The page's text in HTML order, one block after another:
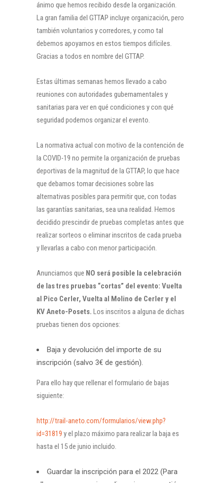
ánimo que hemos recibido desde la organización.
La gran familia del GTTAP incluye organización, pero
también voluntarios y corredores, y como tal
debemos apoyarnos en estos tiempos difíciles.
Gracias a todos en nombre del GTTAP.
Estas últimas semanas hemos llevado a cabo
reuniones con autoridades gubernamentales y
sanitarias para ver en qué condiciones y con qué
seguridad podemos organizar el evento.
La normativa actual con motivo de la contención de
la COVID-19 no permite la organización de pruebas
deportivas de la magnitud de la GTTAP, lo que hace
que debamos tomar decisiones sobre las
alternativas posibles para permitir que, con todas
las garantías sanitarias, sea una realidad. Hemos
decidido prescindir de pruebas completas antes que
realizar sorteos o eliminar inscritos de cada prueba
y llevarlas a cabo con menor participación.
Anunciamos que NO será posible la celebración
de las tres pruebas “cortas” del evento: Vuelta
al Pico Cerler, Vuelta al Molino de Cerler y el
KV Aneto-Posets. Los inscritos a alguna de dichas
pruebas tienen dos opciones:
Baja y devolución del importe de su
inscripción (salvo 3€ de gestión).
Para ello hay que rellenar el formulario de bajas
siguiente:
http://trail-aneto.com/formularios/view.php?
id=31819 y el plazo máximo para realizar la baja es
hasta el 15 de junio incluido.
Guardar la inscripción para el 2022 (Para